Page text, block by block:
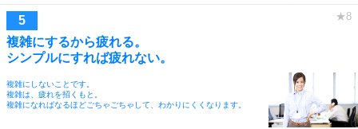
複雑にするから疲れる。
シンプルにすれば疲れない。
複雑にしないことです。
複雑は、疲れを招くもと。
複雑になればなるほどごちゃごちゃして、わかりにくくなります。